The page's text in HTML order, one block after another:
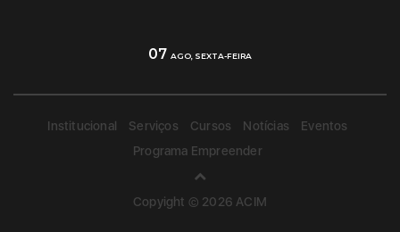
07 AGO, SEXTA-FEIRA
Institucional Serviços Cursos Notícias
Eventos
Programa Empreender
Copyight © 2026 ACIM